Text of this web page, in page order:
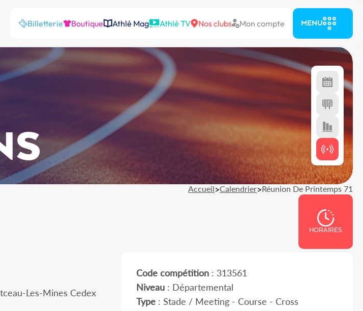
Billetterie Boutique Athlé Mag Athlé TV Nos clubs Mon compte MENU
Accueil>Calendrier>Réunion De Printemps 71
HORAIRES
Les-Mines Cedex
Code compétition: 313561
Niveau: Départemental
Type: Stade / Meeting - Course - Cross